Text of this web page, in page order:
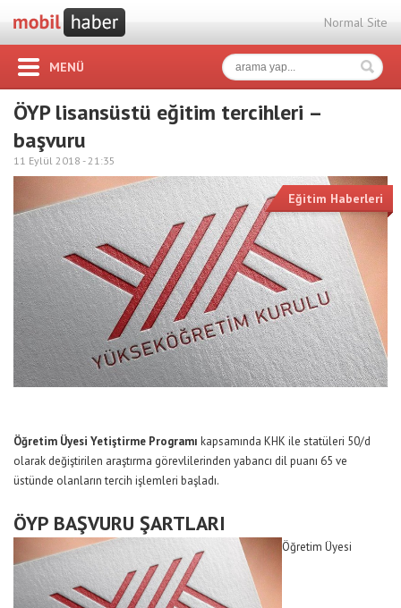
Normal Site
MENÜ
ÖYP lisansüstü eğitim tercihleri –
başvuru
11 Eylül 2018 -21:35
Eğitim Haberleri
Öğretim Üyesi Yetiştirme Programı kapsamında KHK ile statüleri 50/d
olarak değiştirilen araştırma görevlilerinden yabancı dil puanı 65 ve
üstünde olanların tercih işlemleri başladı.
ÖYP BAŞVURU ŞARTLARI
Öğretim Üyesi